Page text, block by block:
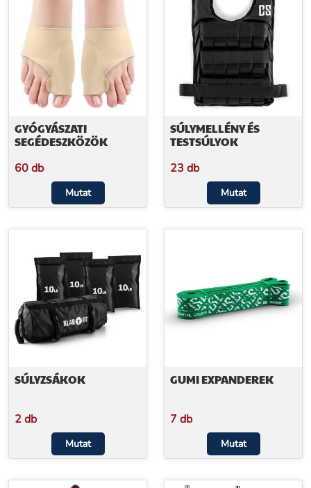
GYÓGYÁSZATI
SEGÉDESZKÖZÖK
60 db
Mutat
SÚLYMELLÉNY ÉS
TESTSÚLYOK
23 db
Mutat
SÚLYZSÁKOK
2 db
Mutat
GUMI EXPANDEREK
7 db
Mutat